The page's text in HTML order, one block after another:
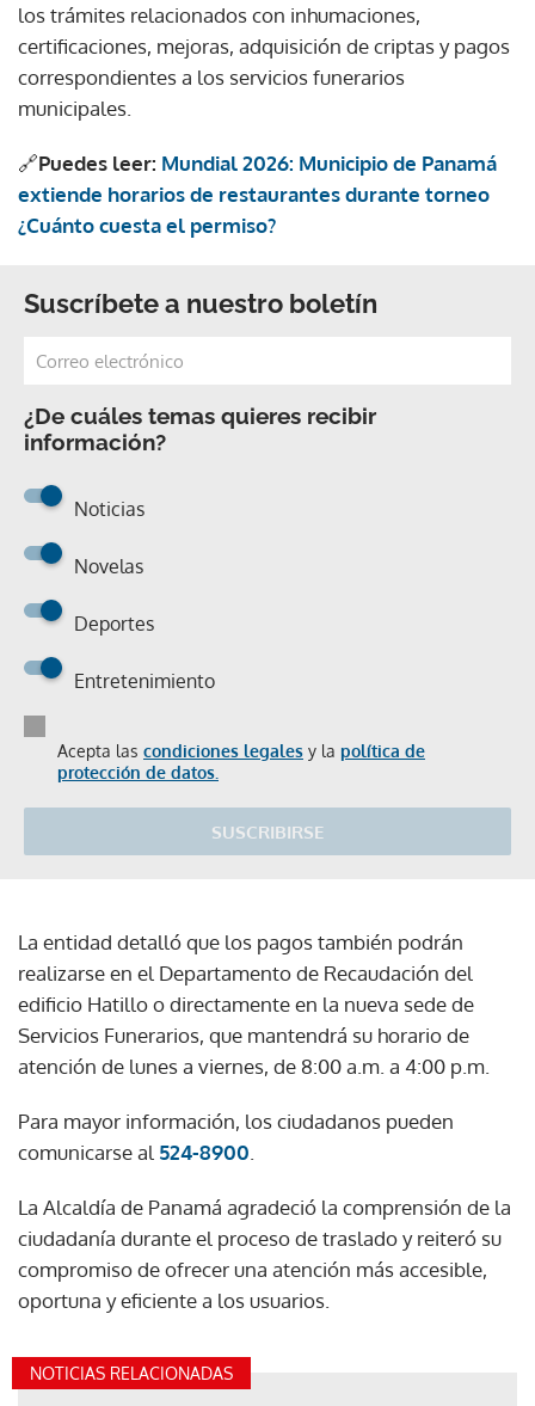
los trámites relacionados con inhumaciones,
certificaciones, mejoras, adquisición de criptas y pagos
correspondientes a los servicios funerarios
municipales.
🔗Puedes leer: Mundial 2026: Municipio de Panamá
extiende horarios de restaurantes durante torneo
¿Cuánto cuesta el permiso?
Suscríbete a nuestro boletín
¿De cuáles temas quieres recibir
información?
Noticias
Novelas
Deportes
Entretenimiento
Acepta las condiciones legales y la política de
protección de datos.
SUSCRIBIRSE
La entidad detalló que los pagos también podrán
realizarse en el Departamento de Recaudación del
edificio Hatillo o directamente en la nueva sede de
Servicios Funerarios, que mantendrá su horario de
atención de lunes a viernes, de 8:00 a.m. a 4:00 p.m.
Para mayor información, los ciudadanos pueden
comunicarse al 524-8900
La Alcaldía de Panamá agradeció la comprensión de la
ciudadanía durante el proceso de traslado y reiteró su
compromiso de ofrecer una atención más accesible,
oportuna y eficiente a los usuarios.
NOTICIAS RELACIONADAS